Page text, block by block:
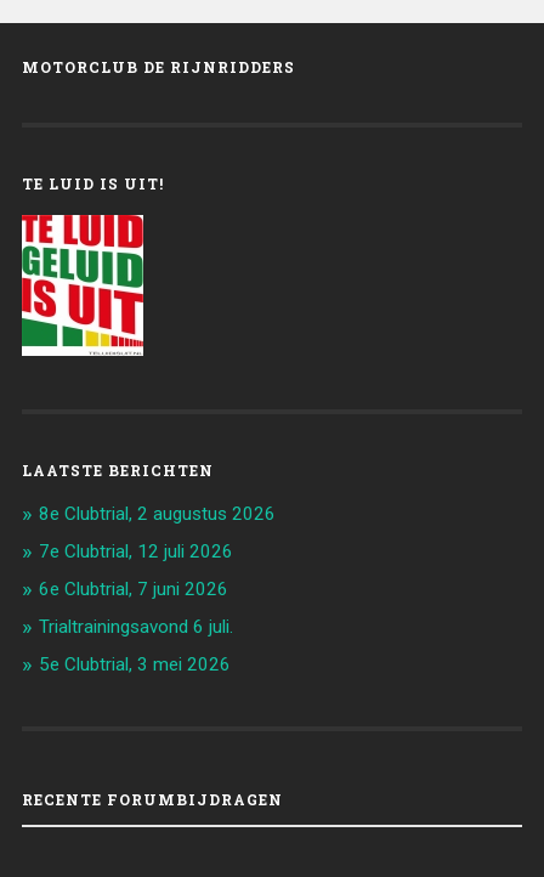
MOTORCLUB DE RIJNRIDDERS
TE LUID IS UIT!
LAATSTE BERICHTEN
8e Clubtrial, 2 augustus 2026
7e Clubtrial, 12 juli 2026
6e Clubtrial, 7 juni 2026
Trialtrainingsavond 6 juli.
5e Clubtrial, 3 mei 2026
RECENTE FORUMBIJDRAGEN